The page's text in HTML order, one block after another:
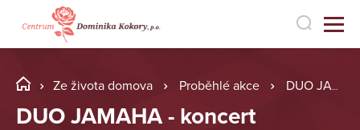
Ze života domova Proběhlé akce DUO JAMAHA - koncert
DUO JAMAHA - koncert